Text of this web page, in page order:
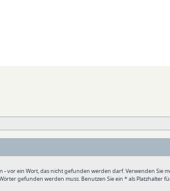
-vor ein Wort, das nicht gefunden werden darf. Verwenden Sie
gefunden werden muss. Benutzen Sie ein * als Platzhalter